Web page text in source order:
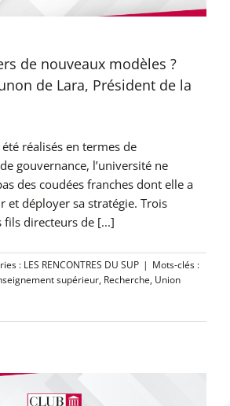
de nouveaux modèles ?
de Lara, Président de la
réalisés en termes de
gouvernance, l’université ne
des coudées franches dont elle a
et déployer sa stratégie. Trois
directeurs de [...]
: LES RENCONTRES DU SUP | Mots-clés :
supérieur, Recherche, Union